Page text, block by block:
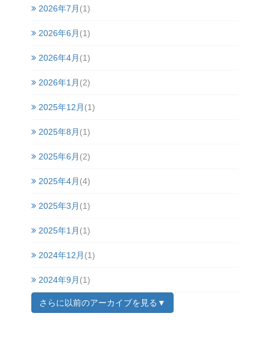
2026年7月 (1)
2026年6月 (1)
2026年4月 (1)
2026年1月 (2)
2025年12月 (1)
2025年8月 (1)
2025年6月 (2)
2025年4月 (4)
2025年3月 (1)
2025年1月 (1)
2024年12月 (1)
2024年9月 (1)
さらに以前のアーカイブを見る▼